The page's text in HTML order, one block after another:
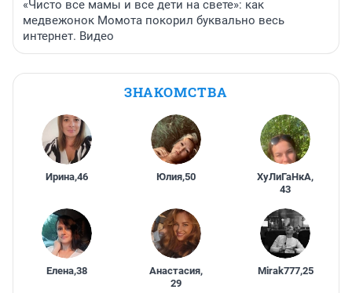
«Чисто все мамы и все дети на свете»: как
медвежонок Момота покорил буквально весь
интернет. Видео
ЗНАКОМСТВА
Ирина,46 Юлия,50 ХуЛиГаНкА,
43
Елена,38 Анастасия,
29
Mirak777,25